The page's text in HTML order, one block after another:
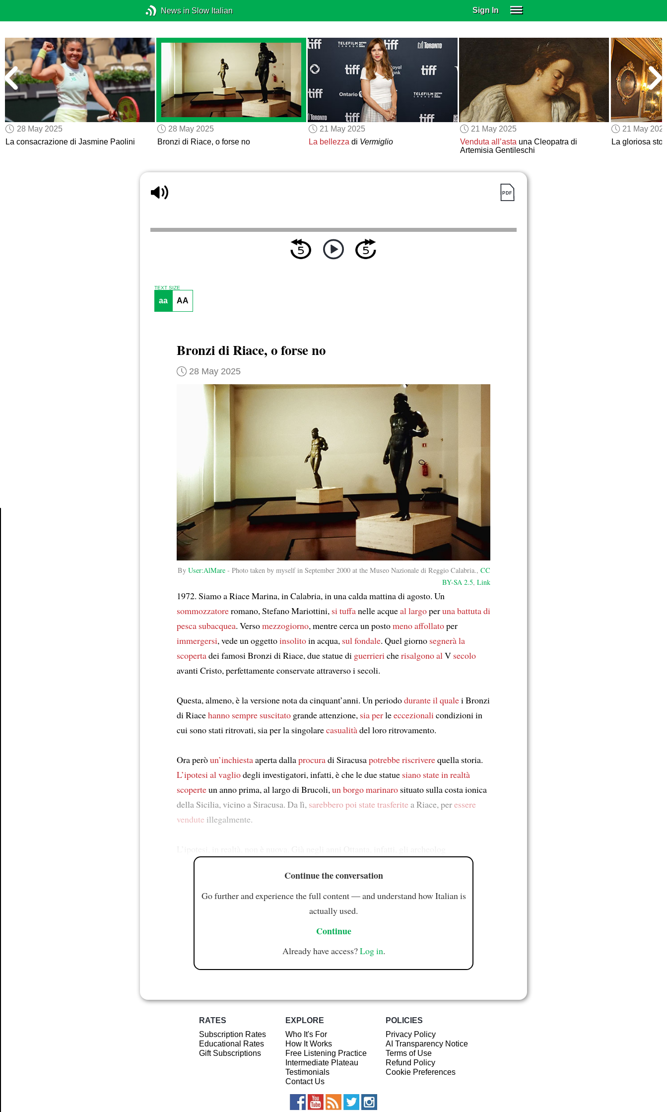
News in Slow Italian Sign In
SUBSCRIBE
EDUCATIONAL LICENSES
GIFT CARDS
OTHER LANGUAGES
ABOUT US
ALEXA
ADJUST COLORS
28 May 2025
La consacrazione di Jasmine Paolini
28 May 2025
Bronzi di Riace, o forse no
21 May 2025
La bellezzadi Vermiglio
21 May 2025
Venduta all’astauna Cleopatra di
Artemisia Gentileschi
21 May
La gloriosa
TEXT SIZE
aa AA
Bronzi di Riace, o forse no
28 May 2025
By User:AlMare - Photo taken by myself in September 2000 at the Museo Nazionale di Reggio Calabria., CC
BY-SA 2.5, Link
1972. Siamo a Riace Marina, in Calabria, in una calda mattina di agosto. Un
sommozzatoreromano, Stefano Mariottini, si tuffanelle acqueal largoperuna battuta di
pesca subacquea. Versomezzogiorno, mentre cerca un postomeno affollatoper
immergersi, vede un oggettoinsolitoin acqua, sul fondale. Quel giorno segnerà la
scopertadei famosi Bronzi di Riace, due statue di guerrieri cherisalgono al V secolo
avanti Cristo, perfettamente conservate attraverso i secoli.
Questa, almeno, è la versione nota da cinquant’anni. Un periododurante il qualei Bronzi
di Riacehanno sempre suscitato grande attenzione, sia perleeccezionali condizioni in
cui sono stati ritrovati, sia per la singolarecasualitàdel loro ritrovamento.
Ora peròun’inchiestaaperta dallaprocuradi Siracusapotrebbe riscriverequella storia.
L’ipotesi al vagliodegli investigatori, infatti, è che le due statue siano state in realtà
scoperteun anno prima, al largo di Brucoli, un borgo marinaro situato sulla costa ionica
della Sicilia, vicino a Siracusa. Da lì, sarebbero poi state trasferitea Riace, peressere
vendute illegalmente.
Continue the conversation
Go further and experience the full content — and understand how Italian is
actually used.
Continue
Already have access?Log in.
RATES
Subscription Rates
Educational Rates
Gift Subscriptions
EXPLORE
Who It's For
How It Works
Free Listening Practice
Intermediate Plateau
Testimonials
Contact Us
POLICIES
Privacy Policy
AI Transparency Notice
Terms of Use
Refund Policy
Cookie Preferences